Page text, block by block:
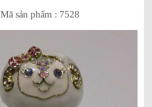
Mã sản phẩm : 7528